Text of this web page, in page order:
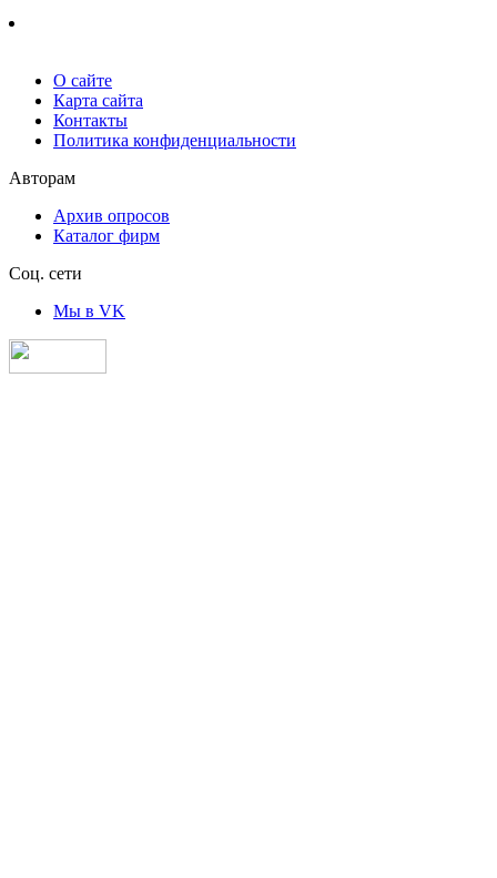
О сайте
Карта сайта
Контакты
Политика конфиденциальности
Авторам
Архив опросов
Каталог фирм
Соц. сети
Мы в VK